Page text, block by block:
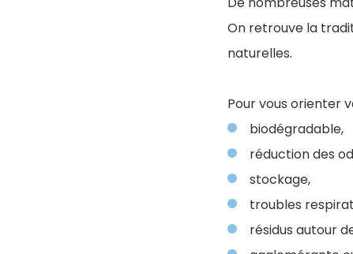
On retrouve la
naturelles.
Pour vous orienter
biodégradable,
réduction des
stockage,
troubles
résidus autour